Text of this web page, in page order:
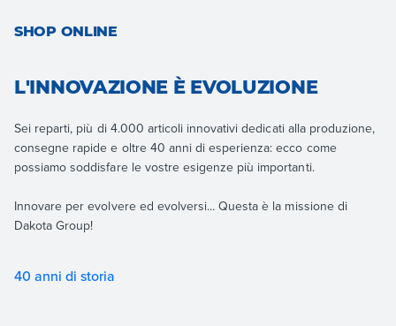
SHOP ONLINE
L'INNOVAZIONE È EVOLUZIONE
Sei reparti, più di 4.000 articoli innovativi dedicati alla produzione,
consegne rapide e oltre 40 anni di esperienza: ecco come
possiamo soddisfare le vostre esigenze più importanti.
Innovare per evolvere ed evolversi... Questa è la missione di
Dakota Group!
40 anni di storia